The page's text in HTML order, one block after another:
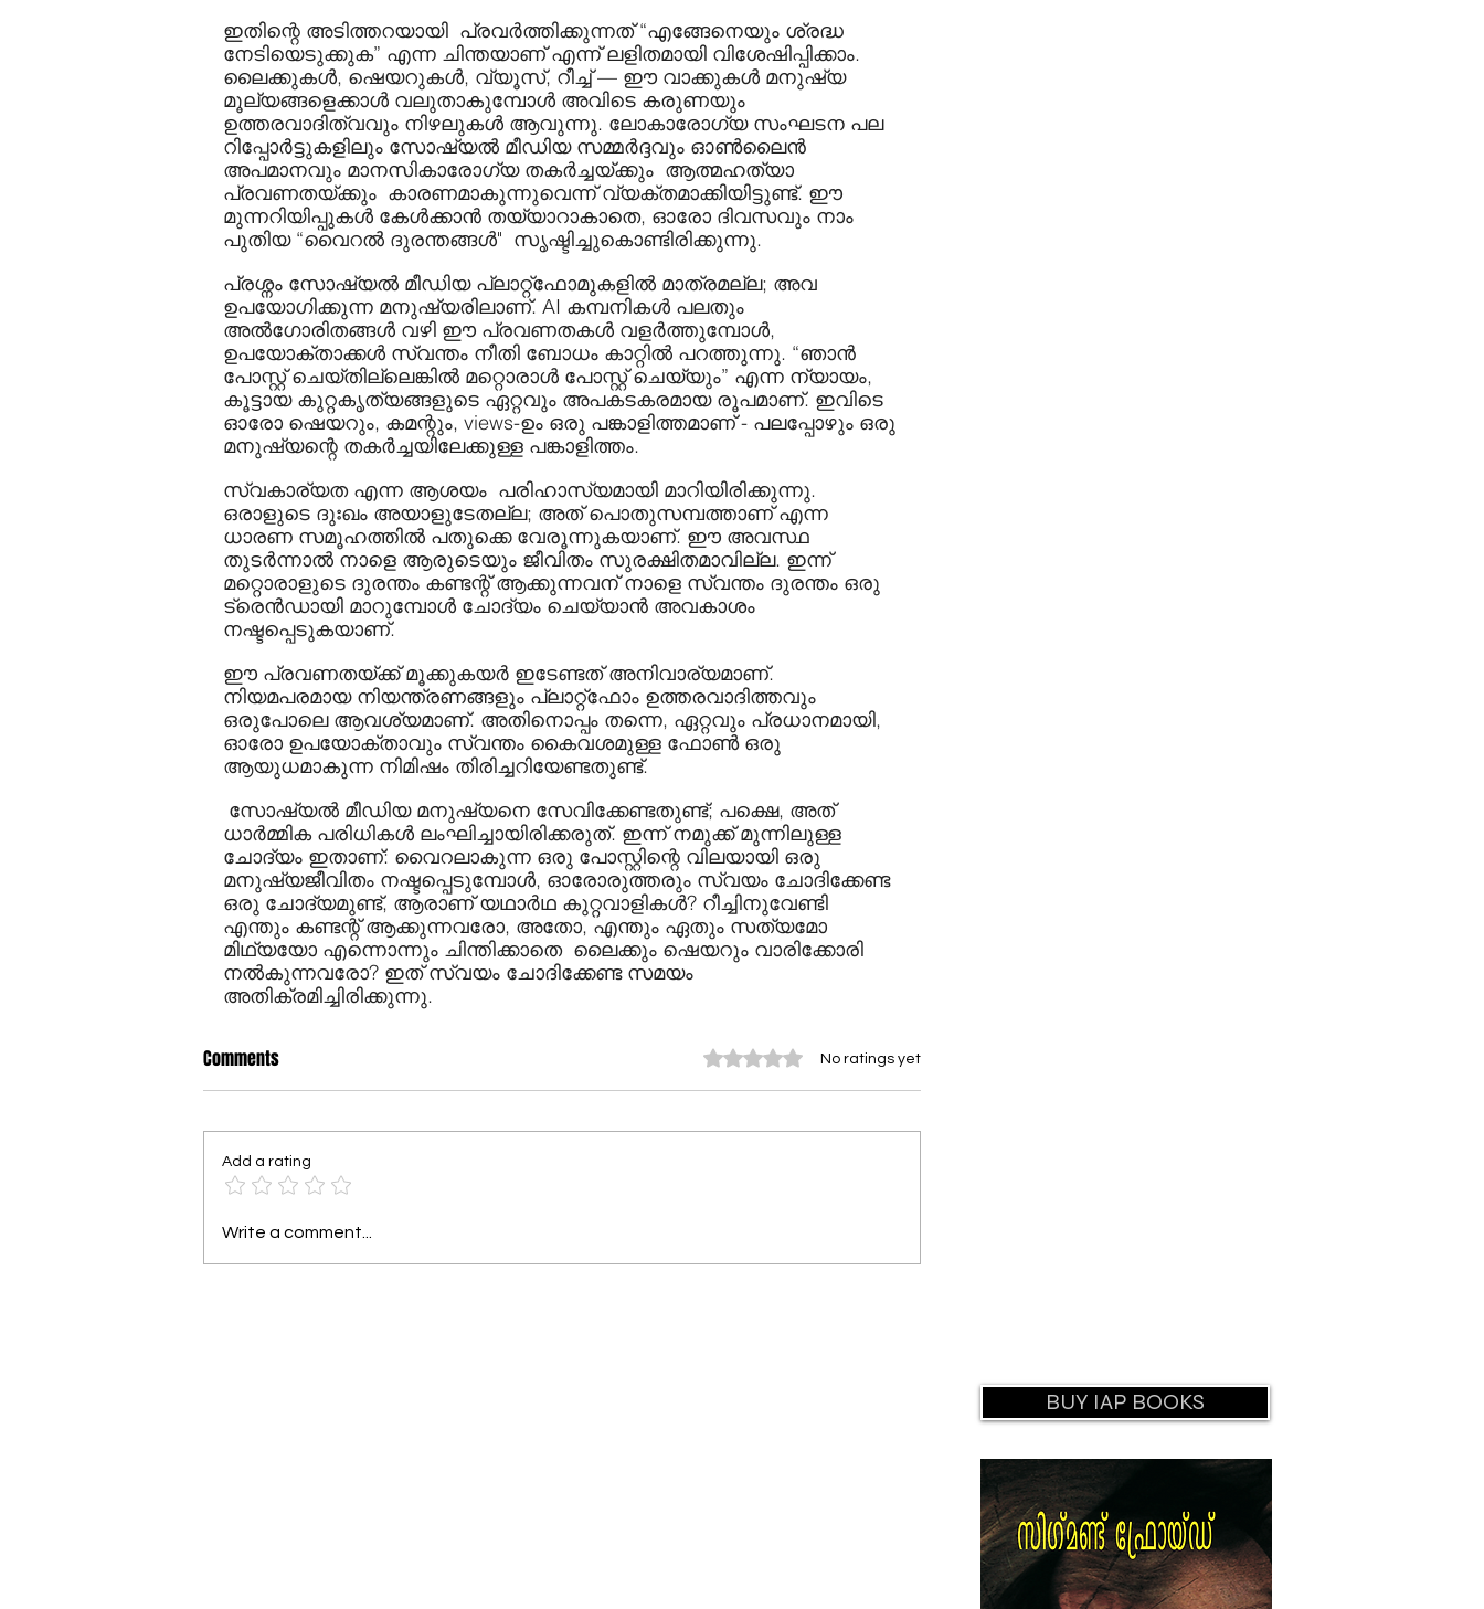
ഇതിന്റെ അടിത്തറയായി  പ്രവര്‍ത്തിക്കുന്നത് “എങ്ങേനെയും ശ്രദ്ധ
നേടിയെടുക്കുക” എന്ന ചിന്തയാണ് എന്ന് ലളിതമായി വിശേഷിപ്പിക്കാം.
ലൈക്കുകള്‍, ഷെയറുകള്‍, വ്യൂസ്, റീച്ച് — ഈ വാക്കുകള്‍ മനുഷ്യ
മൂല്യങ്ങളെക്കാള്‍ വലുതാകുമ്പോള്‍ അവിടെ കരുണയും
ഉത്തരവാദിത്വവും നിഴലുകള്‍ ആവുന്നു. ലോകാരോഗ്യ സംഘടന പല
റിപ്പോര്‍ട്ടുകളിലും സോഷ്യല്‍ മീഡിയ സമ്മര്‍ദ്ദവും ഓണ്‍ലൈന്‍
അപമാനവും മാനസികാരോഗ്യ തകര്‍ച്ചയ്ക്കും  ആത്മഹത്യാ
പ്രവണതയ്ക്കും  കാരണമാകുന്നുവെന്ന് വ്യക്തമാക്കിയിട്ടുണ്ട്. ഈ
മുന്നറിയിപ്പുകള്‍ കേള്‍ക്കാന്‍ തയ്യാറാകാതെ, ഓരോ ദിവസവും നാം
പുതിയ “വൈറല്‍ ദുരന്തങ്ങള്‍"  സൃഷ്ടിച്ചുകൊണ്ടിരിക്കുന്നു.
പ്രശ്നം സോഷ്യൽ മീഡിയ പ്ലാറ്റ്ഫോമുകളില്‍ മാത്രമല്ല; അവ
ഉപയോഗിക്കുന്ന മനുഷ്യരിലാണ്. AI കമ്പനികള്‍ പലതും
അല്‍ഗോരിതങ്ങള്‍ വഴി ഈ പ്രവണതകള്‍ വളര്‍ത്തുമ്പോള്‍,
ഉപയോക്താക്കള്‍ സ്വന്തം നീതി ബോധം കാറ്റില്‍ പറത്തുന്നു. “ഞാന്‍
പോസ്റ്റ് ചെയ്തില്ലെങ്കില്‍ മറ്റൊരാള്‍ പോസ്റ്റ് ചെയ്യും” എന്ന ന്യായം,
കൂട്ടായ കുറ്റകൃത്യങ്ങളുടെ ഏറ്റവും അപകടകരമായ രൂപമാണ്. ഇവിടെ
ഓരോ ഷെയറും, കമന്റും, views-ഉം ഒരു പങ്കാളിത്തമാണ് - പലപ്പോഴും ഒരു
മനുഷ്യന്റെ തകര്‍ച്ചയിലേക്കുള്ള പങ്കാളിത്തം.
സ്വകാര്യത എന്ന ആശയം  പരിഹാസ്യമായി മാറിയിരിക്കുന്നു.
ഒരാളുടെ ദുഃഖം അയാളുടേതല്ല; അത് പൊതുസമ്പത്താണ് എന്ന
ധാരണ സമൂഹത്തില്‍ പതുക്കെ വേരൂന്നുകയാണ്. ഈ അവസ്ഥ
തുടര്‍ന്നാല്‍ നാളെ ആരുടെയും ജീവിതം സുരക്ഷിതമാവില്ല. ഇന്ന്
മറ്റൊരാളുടെ ദുരന്തം കണ്ടന്റ് ആക്കുന്നവന് നാളെ സ്വന്തം ദുരന്തം ഒരു
ട്രെന്‍ഡായി മാറുമ്പോള്‍ ചോദ്യം ചെയ്യാന്‍ അവകാശം
നഷ്ടപ്പെടുകയാണ്.
ഈ പ്രവണതയ്ക്ക് മൂക്കുകയര്‍ ഇടേണ്ടത് അനിവാര്യമാണ്.
നിയമപരമായ നിയന്ത്രണങ്ങളും പ്ലാറ്റ്ഫോം ഉത്തരവാദിത്തവും
ഒരുപോലെ ആവശ്യമാണ്. അതിനൊപ്പം തന്നെ, ഏറ്റവും പ്രധാനമായി,
ഓരോ ഉപയോക്താവും സ്വന്തം കൈവശമുള്ള ഫോണ്‍ ഒരു
ആയുധമാകുന്ന നിമിഷം തിരിച്ചറിയേണ്ടതുണ്ട്.
സോഷ്യല്‍ മീഡിയ മനുഷ്യനെ സേവിക്കേണ്ടതുണ്ട്; പക്ഷെ, അത്
ധാര്‍മ്മിക പരിധികള്‍ ലംഘിച്ചായിരിക്കരുത്. ഇന്ന് നമുക്ക് മുന്നിലുള്ള
ചോദ്യം ഇതാണ്: വൈറലാകുന്ന ഒരു പോസ്റ്റിന്റെ വിലയായി ഒരു
മനുഷ്യജീവിതം നഷ്ടപ്പെടുമ്പോള്‍, ഓരോരുത്തരും സ്വയം ചോദിക്കേണ്ട
ഒരു ചോദ്യമുണ്ട്, ആരാണ് യഥാര്‍ഥ കുറ്റവാളികള്‍? റീച്ചിനുവേണ്ടി
എന്തും കണ്ടന്റ് ആക്കുന്നവരോ, അതോ, എന്തും ഏതും സത്യമോ
മിഥ്യയോ എന്നൊന്നും ചിന്തിക്കാതെ  ലൈക്കും ഷെയറും വാരിക്കോരി
നല്‍കുന്നവരോ? ഇത് സ്വയം ചോദിക്കേണ്ട സമയം
അതിക്രമിച്ചിരിക്കുന്നു.
Comments Rated 0 out of 5 stars.No ratings yet
Add a rating
Write a comment...
BUY IAP BOOKS